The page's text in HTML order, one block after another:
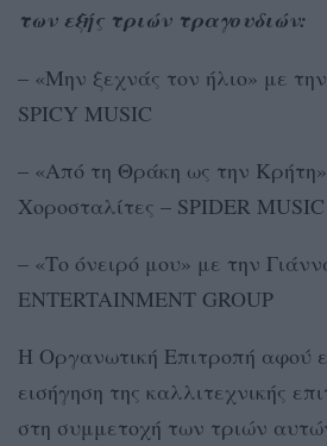
των εξής τριών τραγουδιών:
– «Μην ξεχνάς τον ήλιο» με
SPICY MUSIC
– «Από τη Θράκη ως την
Χοροσταλίτες – SPIDER MUSIC
– «Το όνειρό μου» με την
ENTERTAINMENT GROUP
Η Οργανωτική Επιτροπή αφού
εισήγηση της καλλιτεχνικής
στη συμμετοχή των τριών